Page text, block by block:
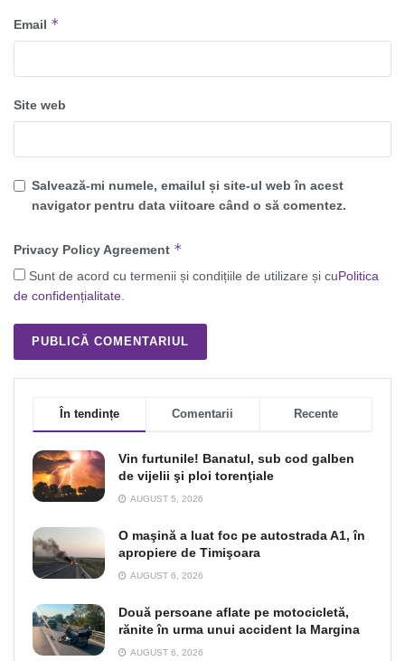
Email *
Site web
Salvează-mi numele, emailul și site-ul web în acest
navigator pentru data viitoare când o să comentez.
Privacy Policy Agreement *
Sunt de acord cu termenii și condițiile de utilizare și cuPolitica
de confidențialitate
În tendințe Comentarii Recente
Vin furtunile! Banatul, sub cod galben
de vijelii şi ploi torenţiale
AUGUST 5, 2026
O maşină a luat foc pe autostrada A1, în
apropiere de Timişoara
AUGUST 6, 2026
Două persoane aflate pe motocicletă,
rănite în urma unui accident la Margina
AUGUST 6, 2026